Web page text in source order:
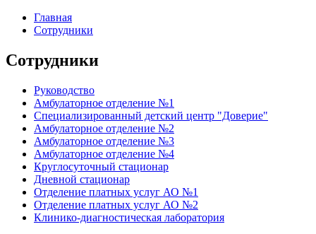
Главная
Сотрудники
Сотрудники
Руководство
Амбулаторное отделение №1
Специализированный детский центр "Доверие"
Амбулаторное отделение №2
Амбулаторное отделение №3
Амбулаторное отделение №4
Круглосуточный стационар
Дневной стационар
Отделение платных услуг АО №1
Отделение платных услуг АО №2
Клинико-диагностическая лаборатория